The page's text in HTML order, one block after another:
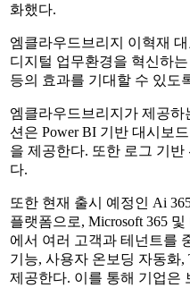
화했다.
엠클라우드브리지 이혁재
디지털 업무환경을 혁신하
등의 효과를 기대할 수 있도
엠클라우드브리지가 제공하
션은 Power BI 기반 대시보
을 제공한다. 또한 로그 기
다.
또한 현재 출시 예정인 Ai
플랫폼으로, Microsoft 365
에서 여러 고객과 테넌트를
기능, 사용자 온보딩 자동화,
제공한다. 이를 통해 기업은